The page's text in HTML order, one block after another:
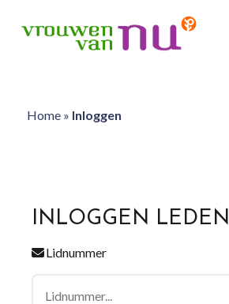
Home» Inloggen
INLOGGEN LEDEN
Lidnummer